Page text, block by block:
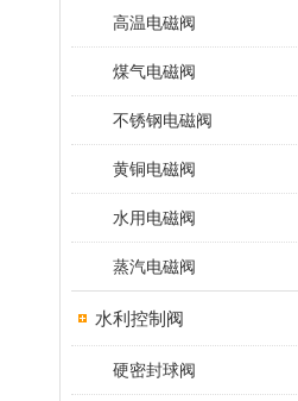
高温电磁阀
煤气电磁阀
不锈钢电磁阀
黄铜电磁阀
水用电磁阀
蒸汽电磁阀
水利控制阀
硬密封球阀